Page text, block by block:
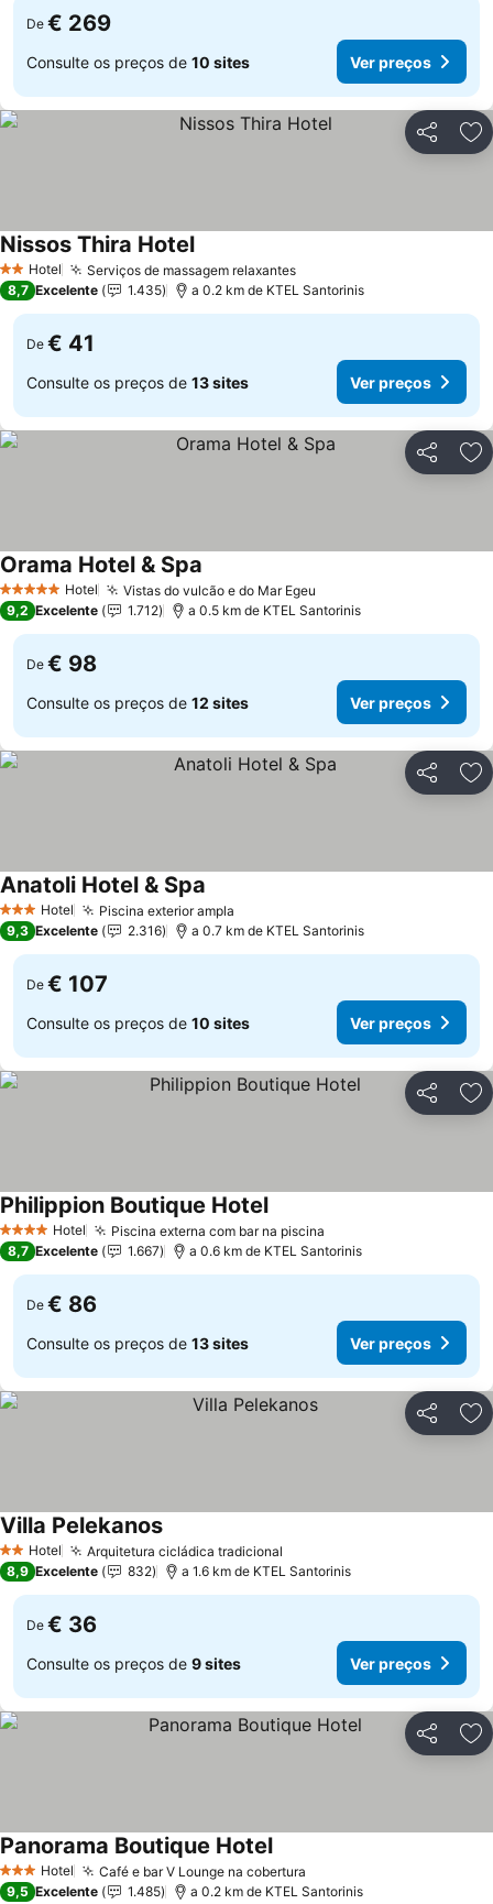
De € 269
Consulte os preços de 10 sites Ver preços
Partilhar
2 Estrelas
Hotel Serviços de massagem relaxantes
Nissos Thira Hotel
8,7 Excelente 1.435 a 0.2 km de KTEL Santorinis
De € 41
Consulte os preços de 13 sites Ver preços
Partilhar
5 Estrelas Hotel Vistas do vulcão e do Mar Egeu
Orama Hotel & Spa
9,2 Excelente 1.712 a 0.5 km de KTEL Santorinis
De € 98
Consulte os preços de 12 sites Ver preços
Partilhar
3 EstrelasHotel Piscina exterior ampla
Anatoli Hotel & Spa
9,3 Excelente 2.316 a 0.7 km de KTEL Santorinis
De € 107
Consulte os preços de 10 sites Ver preços
Partilhar
4 EstrelasHotel Piscina externa com bar na piscina
Philippion Boutique Hotel
8,7 Excelente 1.667 a 0.6 km de KTEL Santorinis
De € 86
Consulte os preços de 13 sites Ver preços
Partilhar
2 Estrelas
Hotel Arquitetura cicládica tradicional
Villa Pelekanos
8,9 Excelente 832 a 1.6 km de KTEL Santorinis
De € 36
Consulte os preços de 9 sites Ver preços
Partilhar
3 EstrelasHotel Café e bar V Lounge na cobertura
Panorama Boutique Hotel
9,5 Excelente 1.485 a 0.2 km de KTEL Santorinis